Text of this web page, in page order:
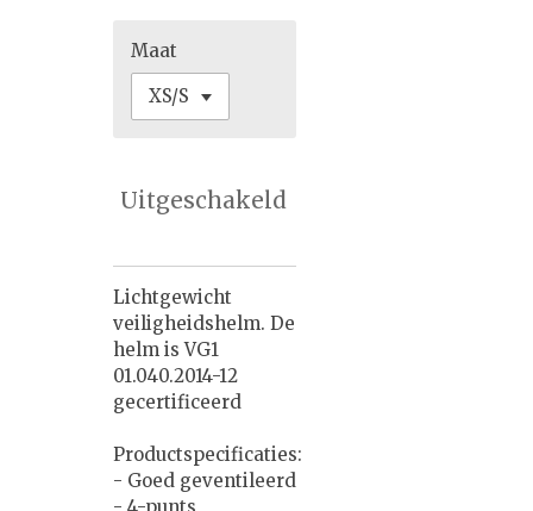
Maat
Uitgeschakeld
Lichtgewicht
veiligheidshelm. De
helm is VG1
01.040.2014-12
gecertificeerd
Productspecificaties:
- Goed geventileerd
- 4-punts